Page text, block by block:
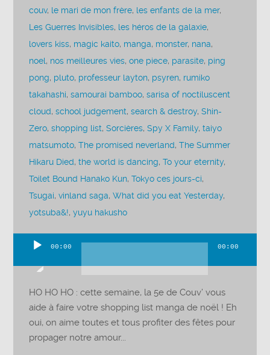
couv, le mari de mon frère, les enfants de la mer,
Les Guerres Invisibles, les héros de la galaxie,
lovers kiss, magic kaito, manga, monster, nana,
noel, nos meilleures vies,one piece, parasite, ping
pong, pluto, professeur layton, psyren, rumiko
takahashi,samourai bamboo,sarisa of noctiluscent
cloud,school judgement,search & destroy,Shin-
Zero,shopping list,Sorcières,Spy X Family,taiyo
matsumoto,The promised neverland,The Summer
Hikaru Died,the world is dancing,To your eternity,
Toilet Bound Hanako Kun,Tokyo ces jours-ci,
Tsugai,vinland saga,What did you eat Yesterday,
yotsuba&!,yuyu hakusho
audio
00:00 00:00
HO HO HO : cette semaine, la 5e de Couv’ vous
aide à faire votre shopping list manga de noël ! Eh
oui, on aime toutes et tous profiter des fêtes pour
propager notre amour...